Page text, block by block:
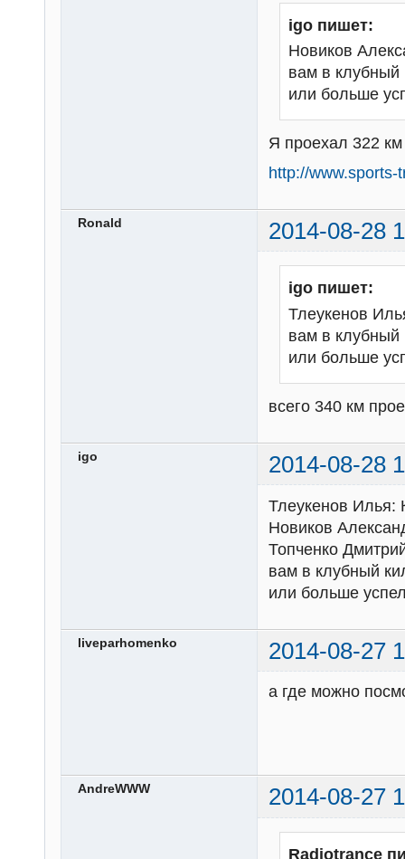
igo пишет:
Новиков
вам в клубный
или больше
Я проехал 322
http://
Ronald 2014-08-28
igo пишет:
Тлеукенов
вам в клубный
или больше
всего 340 км
igo 2014-08-28
Тлеукенов Илья:
Новиков
Топченко
вам в клубный
или больше
liveparhomenko 2014-08-27
а где можно
AndreWWW 2014-08-27
Radiotrance